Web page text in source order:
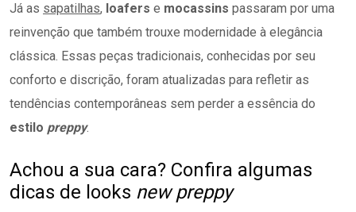
Já as sapatilhas, loafers e mocassins passaram por uma
reinvenção que também trouxe modernidade à elegância
clássica. Essas peças tradicionais, conhecidas por seu
conforto e discrição, foram atualizadas para refletir as
tendências contemporâneas sem perder a essência do
estilo preppy.
Achou a sua cara? Confira algumas
dicas de looks new preppy